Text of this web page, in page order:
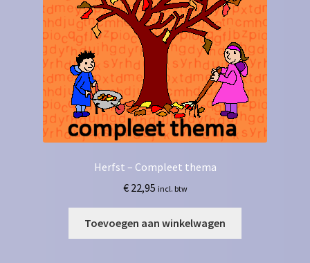
Herfst – Compleet thema
€22,95 incl. btw
Toevoegen aan winkelwagen